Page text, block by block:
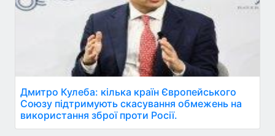
Дмитро Кулеба: кілька країн Європейського
Союзу підтримують скасування обмежень на
використання зброї проти Росії.